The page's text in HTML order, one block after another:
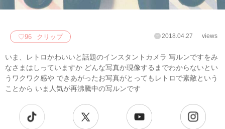
♡96 クリップ 2018.04.27 views
いま、レトロかわいいと話題のインスタントカメラ 写ルンですをみ
なさまはしっていますか どんな写真か現像するまでわからないとい
うワクワク感や できあがったお写真がとってもレトロで素敵という
ことから いま人気が再沸騰中の写ルンです